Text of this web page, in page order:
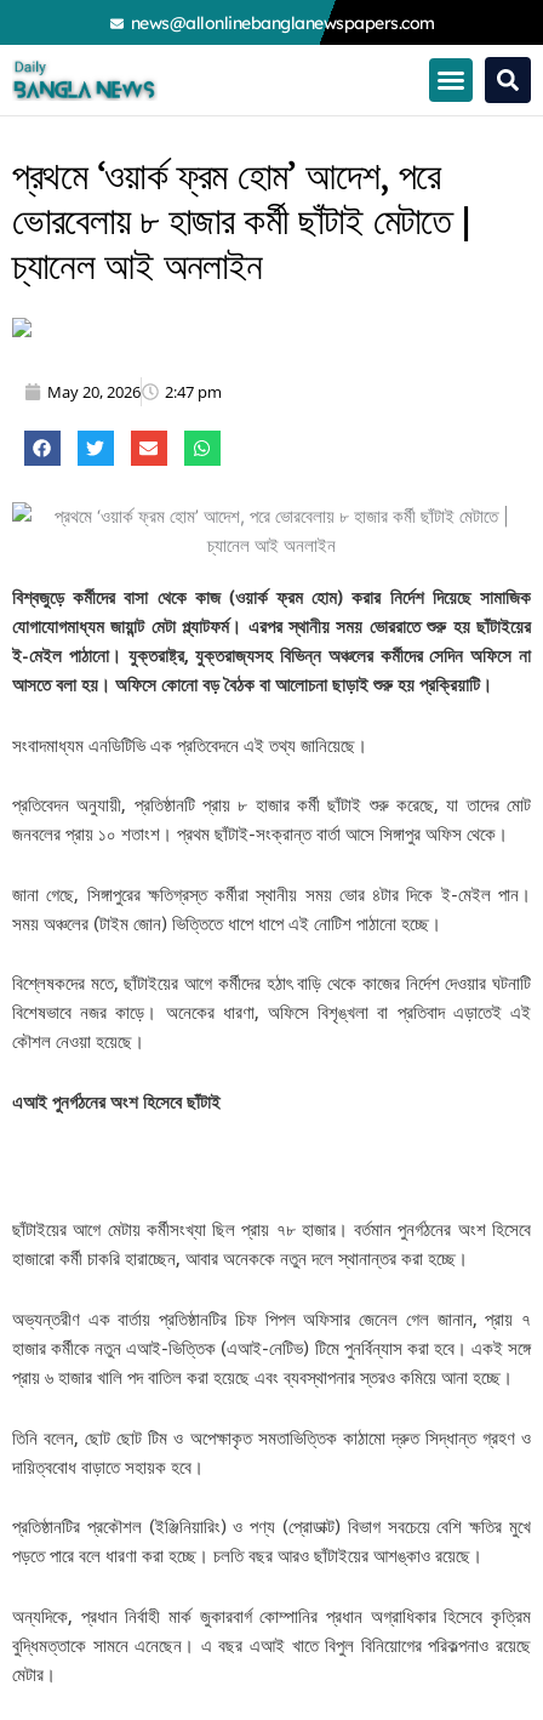
to
content
news@allonlinebanglanewspapers.com
প্রথমে ‘ওয়ার্ক ফ্রম হোম’ আদেশ, পরে
ভোরবেলায় ৮ হাজার কর্মী ছাঁটাই মেটাতে |
চ্যানেল আই অনলাইন
May 20, 2026 2:47 pm
বিশ্বজুড়ে কর্মীদের বাসা থেকে কাজ (ওয়ার্ক ফ্রম হোম) করার নির্দেশ দিয়েছে সামাজিক
যোগাযোগমাধ্যম জায়ান্ট মেটা প্ল্যাটফর্ম। এরপর স্থানীয় সময় ভোররাতে শুরু হয় ছাঁটাইয়ের
ই-মেইল পাঠানো। যুক্তরাষ্ট্র, যুক্তরাজ্যসহ বিভিন্ন অঞ্চলের কর্মীদের সেদিন অফিসে না
আসতে বলা হয়। অফিসে কোনো বড় বৈঠক বা আলোচনা ছাড়াই শুরু হয় প্রক্রিয়াটি।
সংবাদমাধ্যম এনডিটিভি এক প্রতিবেদনে এই তথ্য জানিয়েছে।
প্রতিবেদন অনুযায়ী, প্রতিষ্ঠানটি প্রায় ৮ হাজার কর্মী ছাঁটাই শুরু করেছে, যা তাদের মোট
জনবলের প্রায় ১০ শতাংশ। প্রথম ছাঁটাই-সংক্রান্ত বার্তা আসে সিঙ্গাপুর অফিস থেকে।
জানা গেছে, সিঙ্গাপুরের ক্ষতিগ্রস্ত কর্মীরা স্থানীয় সময় ভোর ৪টার দিকে ই-মেইল পান।
সময় অঞ্চলের (টাইম জোন) ভিত্তিতে ধাপে ধাপে এই নোটিশ পাঠানো হচ্ছে।
বিশ্লেষকদের মতে, ছাঁটাইয়ের আগে কর্মীদের হঠাৎ বাড়ি থেকে কাজের নির্দেশ দেওয়ার ঘটনাটি
বিশেষভাবে নজর কাড়ে। অনেকের ধারণা, অফিসে বিশৃঙ্খলা বা প্রতিবাদ এড়াতেই এই
কৌশল নেওয়া হয়েছে।
এআই পুনর্গঠনের অংশ হিসেবে ছাঁটাই
ছাঁটাইয়ের আগে মেটায় কর্মীসংখ্যা ছিল প্রায় ৭৮ হাজার। বর্তমান পুনর্গঠনের অংশ হিসেবে
হাজারো কর্মী চাকরি হারাচ্ছেন, আবার অনেককে নতুন দলে স্থানান্তর করা হচ্ছে।
অভ্যন্তরীণ এক বার্তায় প্রতিষ্ঠানটির চিফ পিপল অফিসার জেনেল গেল জানান, প্রায় ৭
হাজার কর্মীকে নতুন এআই-ভিত্তিক (এআই-নেটিভ) টিমে পুনর্বিন্যাস করা হবে। একই সঙ্গে
প্রায় ৬ হাজার খালি পদ বাতিল করা হয়েছে এবং ব্যবস্থাপনার স্তরও কমিয়ে আনা হচ্ছে।
তিনি বলেন, ছোট ছোট টিম ও অপেক্ষাকৃত সমতাভিত্তিক কাঠামো দ্রুত সিদ্ধান্ত গ্রহণ ও
দায়িত্ববোধ বাড়াতে সহায়ক হবে।
প্রতিষ্ঠানটির প্রকৌশল (ইঞ্জিনিয়ারিং) ও পণ্য (প্রোডাক্ট) বিভাগ সবচেয়ে বেশি ক্ষতির মুখে
পড়তে পারে বলে ধারণা করা হচ্ছে। চলতি বছর আরও ছাঁটাইয়ের আশঙ্কাও রয়েছে।
অন্যদিকে, প্রধান নির্বাহী মার্ক জুকারবার্গ কোম্পানির প্রধান অগ্রাধিকার হিসেবে কৃত্রিম
বুদ্ধিমত্তাকে সামনে এনেছেন। এ বছর এআই খাতে বিপুল বিনিয়োগের পরিকল্পনাও রয়েছে
মেটার।